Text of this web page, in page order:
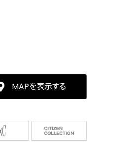
MAPを表示する